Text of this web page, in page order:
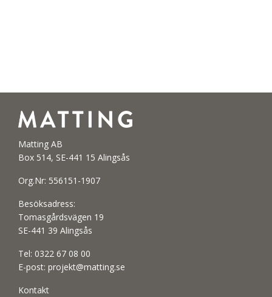
Matting AB
Box 514, SE-441 15 Alingsås
Org.Nr: 556151-1907
Besöksadress:
Tomasgårdsvägen 19
SE-441 39 Alingsås
Tel: 0322 67 08 00
E-post: projekt@matting.se
Kontakt